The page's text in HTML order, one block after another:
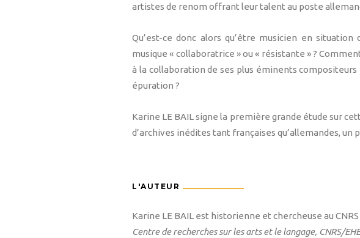
artistes de renom offrant leur talent au poste
Qu’est-ce donc alors qu’être musicien en situation
musique « collaboratrice » ou « résistante » ?
à la collaboration de ses plus éminents
épuration ?
Karine LE BAIL signe la première grande étude sur
d’archives inédites tant françaises qu’allemandes,
L'AUTEUR
Karine LE BAIL est historienne et chercheuse au CNRS
Centre de recherches sur les arts et le langage, CNRS/